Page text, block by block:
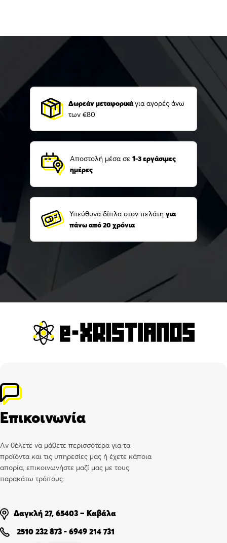
Δωρεάν μεταφορικάγια αγορές άνω
των €80
Αποστολή μέσα σε 1-3 εργάσιμες
ημέρες
Υπεύθυνα δίπλα στον πελάτη για
πάνω από 20 χρόνια
Επικοινωνία
Αν θέλετε να μάθετε περισσότερα για τα
προϊόντα και τις υπηρεσίες μας ή έχετε κάποια
απορία, επικοινωνήστε μαζί μας με τους
παρακάτω τρόπους.
Δαγκλή 27, 65403 – Καβάλα
2510 232 873 - 6949 214 731